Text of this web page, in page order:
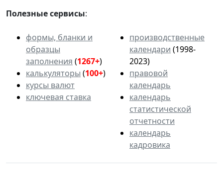
Полезные сервисы:
формы, бланки и
образцы
заполнения (1267+)
калькуляторы (100+)
курсы валют
ключевая ставка
производственные
календари (1998-
2023)
правовой
календарь
календарь
статистической
отчетности
календарь
кадровика